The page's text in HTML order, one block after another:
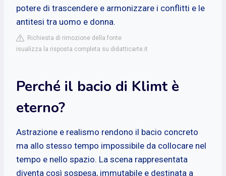
potere di trascendere e armonizzare i conflitti e le
antitesi tra uomo e donna.
Richiesta di rimozione della fonte
isualizza la risposta completa su didatticarte.it
Perché il bacio di Klimt è
eterno?
Astrazione e realismo rendono il bacio concreto
ma allo stesso tempo impossibile da collocare nel
tempo e nello spazio. La scena rappresentata
diventa così sospesa, immutabile e destinata a